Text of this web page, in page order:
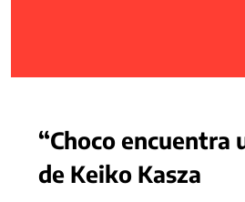
“Choco encuentra
de Keiko Kasza